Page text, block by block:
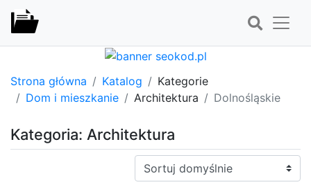
Strona główna Katalog
Kategorie
Dom i mieszkanie
Architektura Dolnośląskie
Kategoria: Architektura
Sortuj: